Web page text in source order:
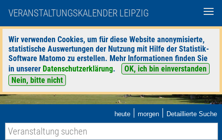
VERANSTALTUNGSKALENDER LEIPZIG
Wir verwenden Cookies, um für diese Website anonymisierte,
statistische Auswertungen der Nutzung mit Hilfe der Statistik-
Software Matomo zu erstellen. Mehr Informationen finden Sie
in unserer Datenschutzerklärung.
OK, ich bin einverstanden
Nein, bitte nicht
heute | morgen | Detaillierte Suche